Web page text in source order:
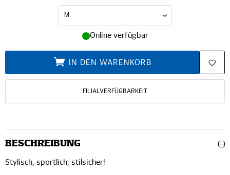
Online verfügbar
IN DEN WARENKORB
FILIALVERFÜGBARKEIT
BESCHREIBUNG
Stylisch, sportlich, stilsicher!